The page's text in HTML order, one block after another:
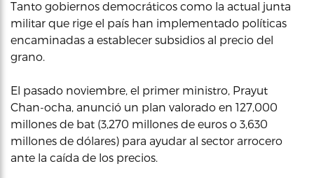
Tanto gobiernos democráticos como la actual junta
militar que rige el país han implementado políticas
encaminadas a establecer subsidios al precio del
grano.
El pasado noviembre, el primer ministro, Prayut
Chan-ocha, anunció un plan valorado en 127,000
millones de bat (3,270 millones de euros o 3,630
millones de dólares) para ayudar al sector arrocero
ante la caída de los precios.